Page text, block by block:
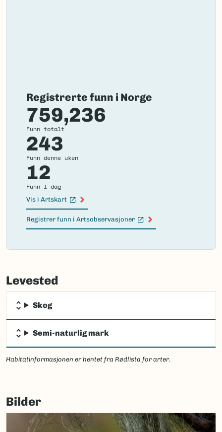
Registrerte funn i Norge
759,236
Funn totalt
243
Funn denne uken
12
Funn i dag
Vis i Artskart
(Ekstern lenke)
Registrer funn i Artsobservasjoner
(Ekstern lenke)
Failed
load
Levested
Skog
Semi-naturlig mark
Habitatinformasjonen er hentet fra Rødlista for arter.
Bilder